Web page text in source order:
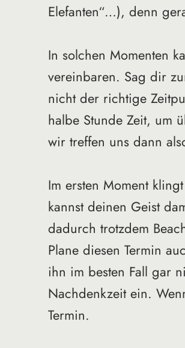
Elefanten“…), denn
In solchen Momenten
vereinbaren. Sag dir
nicht der richtige
halbe Stunde Zeit, um
wir treffen uns dann
Im ersten Moment
kannst deinen Geist
dadurch trotzdem
Plane diesen Termin
ihn im besten Fall gar
Nachdenkzeit ein.
Termin.